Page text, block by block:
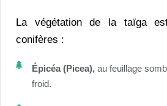
La végétation de la taïga
conifères :
Épicéa (Picea),au feuillage
froid.